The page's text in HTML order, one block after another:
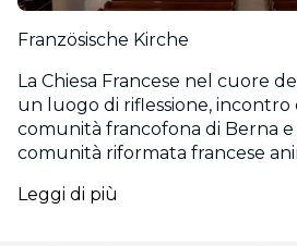
Französische Kirche
La Chiesa Francese nel cuore
un luogo di riflessione, incontro
comunità francofona di Berna e
comunità riformata francese
Leggi di più